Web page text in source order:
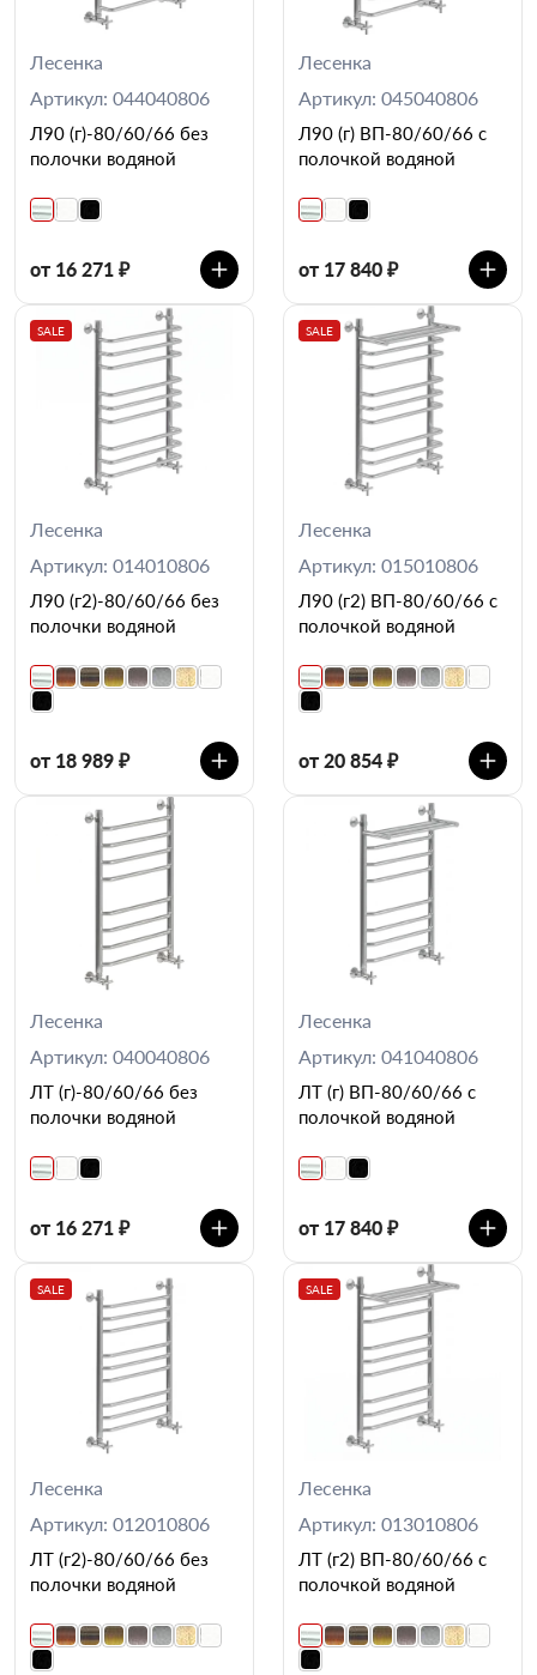
Лесенка
Артикул: 044040806
Л90 (г)-80/60/66 без
полочки водяной
от 16 271 ₽
Лесенка
Артикул: 045040806
Л90 (г) ВП-80/60/66 с
полочкой водяной
от 17 840 ₽
SALE
Лесенка
Артикул: 014010806
Л90 (г2)-80/60/66 без
полочки водяной
от 18 989 ₽
SALE
Лесенка
Артикул: 015010806
Л90 (г2) ВП-80/60/66 с
полочкой водяной
от 20 854 ₽
Лесенка
Артикул: 040040806
ЛТ (г)-80/60/66 без
полочки водяной
от 16 271 ₽
Лесенка
Артикул: 041040806
ЛТ (г) ВП-80/60/66 с
полочкой водяной
от 17 840 ₽
SALE
Лесенка
Артикул: 012010806
ЛТ (г2)-80/60/66 без
полочки водяной
SALE
Лесенка
Артикул: 013010806
ЛТ (г2) ВП-80/60/66 с
полочкой водяной